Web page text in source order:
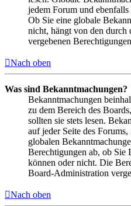
jedem Forum und
Ob Sie eine globale
nicht, hängt von den
vergebenen
Nach oben
Was sind Bekanntmachungen?
Bekanntmachungen
zu dem Bereich des
sollten sie stets lesen.
auf jeder Seite des
globalen
Berechtigungen ab, ob Sie
können oder nicht. Die
Board-Administration
Nach oben